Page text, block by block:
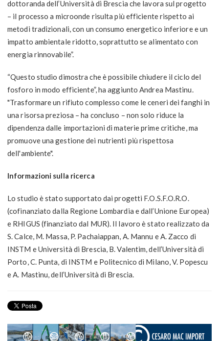
dottoranda dell’Università di Brescia che lavora sul progetto
– il processo a microonde risulta più efficiente rispetto ai
metodi tradizionali, con un consumo energetico inferiore e un
impatto ambientale ridotto, soprattutto se alimentato con
energia rinnovabile”.
“Questo studio dimostra che è possibile chiudere il ciclo del
fosforo in modo efficiente”, ha aggiunto Andrea Mastinu.
"Trasformare un rifiuto complesso come le ceneri dei fanghi in
una risorsa preziosa – ha concluso – non solo riduce la
dipendenza dalle importazioni di materie prime critiche, ma
promuove una gestione dei nutrienti più rispettosa
dell'ambiente".
Informazioni sulla ricerca
Lo studio è stato supportato dai progetti F.O.S.F.O.R.O.
(cofinanziato dalla Regione Lombardia e dall’Unione Europea)
e RHIGUS (finanziato dal MUR). Il lavoro è stato realizzato da
S. Calce, M. Massa, P. Pachaiappan, A. Mannu e A. Zacco di
INSTM e Università di Brescia, B. Valentim, dell’Università di
Porto, C. Punta, di INSTM e Politecnico di Milano, V. Popescu
e A. Mastinu, dell’Università di Brescia.